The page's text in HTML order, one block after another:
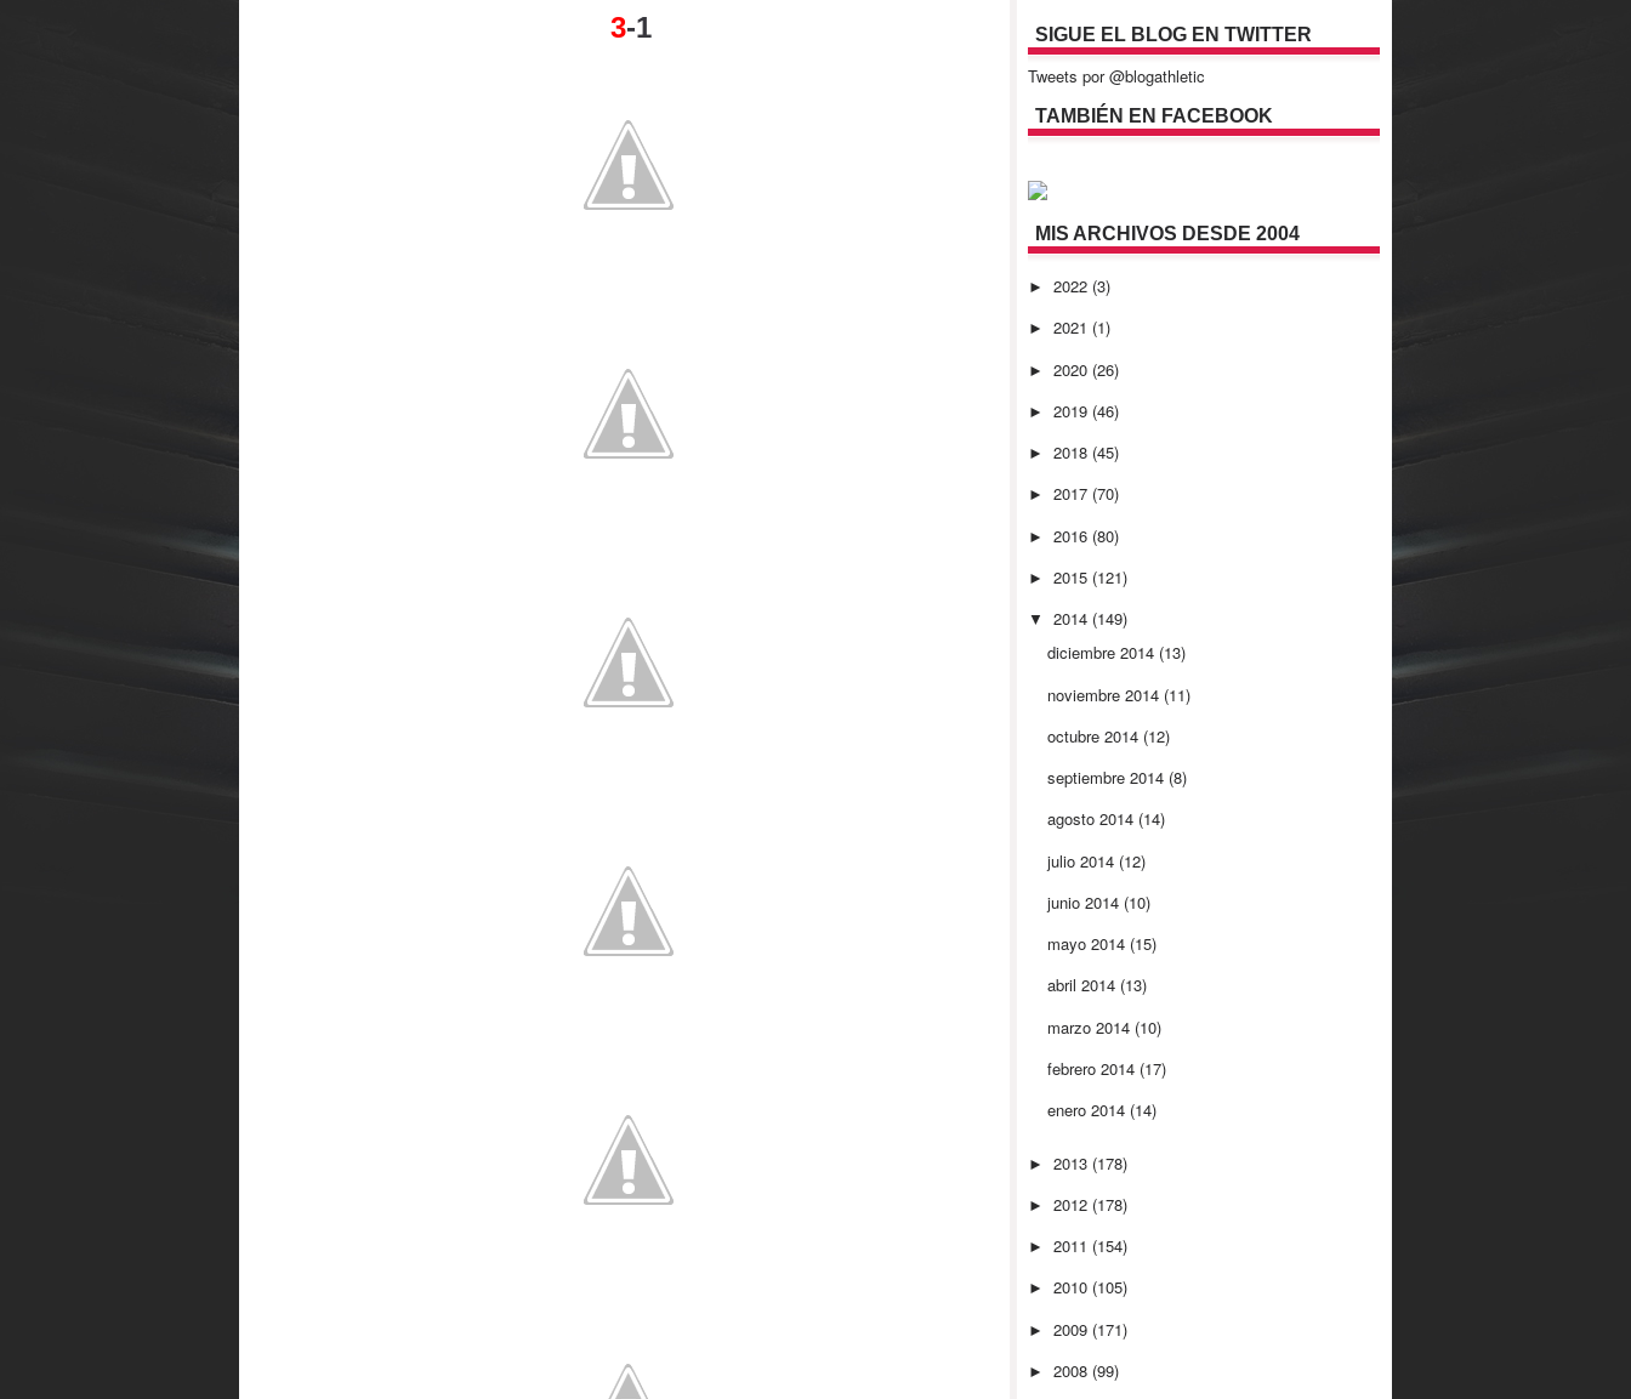
3-1 SIGUE EL BLOG EN TWITTER
Tweets por @blogathletic
TAMBIÉN EN FACEBOOK
MIS ARCHIVOS DESDE 2004
► 2022 (3)
► 2021 (1)
► 2020 (26)
► 2019 (46)
► 2018 (45)
► 2017 (70)
► 2016 (80)
► 2015 (121)
▼ 2014 (149)
diciembre 2014 (13)
noviembre 2014 (11)
octubre 2014 (12)
septiembre 2014 (8)
agosto 2014 (14)
julio 2014 (12)
junio 2014 (10)
mayo 2014 (15)
abril 2014 (13)
marzo 2014 (10)
febrero 2014 (17)
enero 2014 (14)
► 2013 (178)
► 2012 (178)
► 2011 (154)
► 2010 (105)
► 2009 (171)
► 2008 (99)